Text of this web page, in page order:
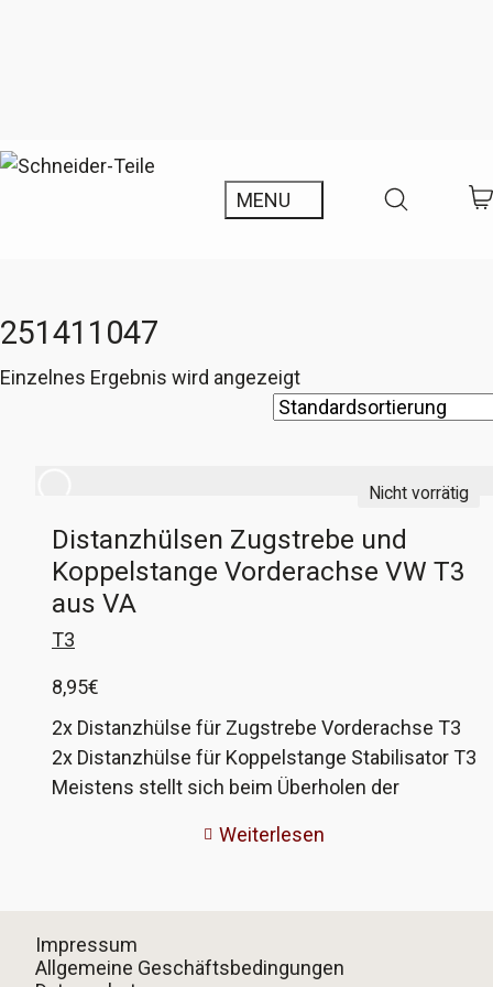
251411047
Einzelnes Ergebnis wird angezeigt
Nicht vorrätig
Distanzhülsen Zugstrebe und
Koppelstange Vorderachse VW T3
aus VA
T3
8,95€
2x Distanzhülse für Zugstrebe Vorderachse T3
2x Distanzhülse für Koppelstange Stabilisator T3
Meistens stellt sich beim Überholen der
angerostet sind oder nur noch als Fragmente
somit gegen Korrosion gefeit. Die größeren
sitzen auf der Zugstrebe zwischen den
Weiterlesen
Impressum
Allgemeine Geschäftsbedingungen